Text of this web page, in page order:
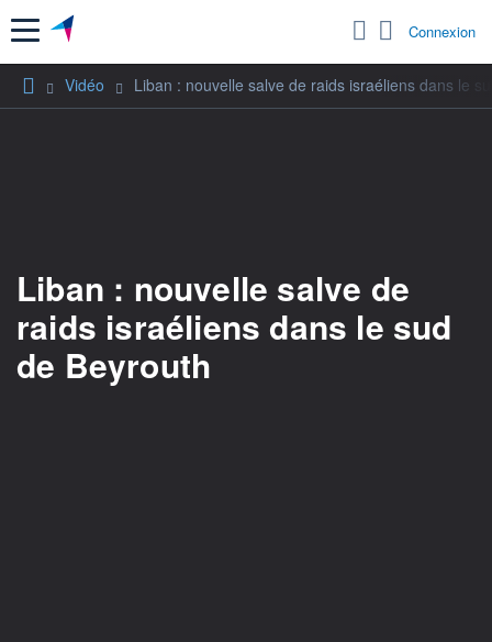
Menu Connexion
Vidéo Liban : nouvelle salve de raids israéliens dans le
Liban : nouvelle salve de
raids israéliens dans le sud
de Beyrouth